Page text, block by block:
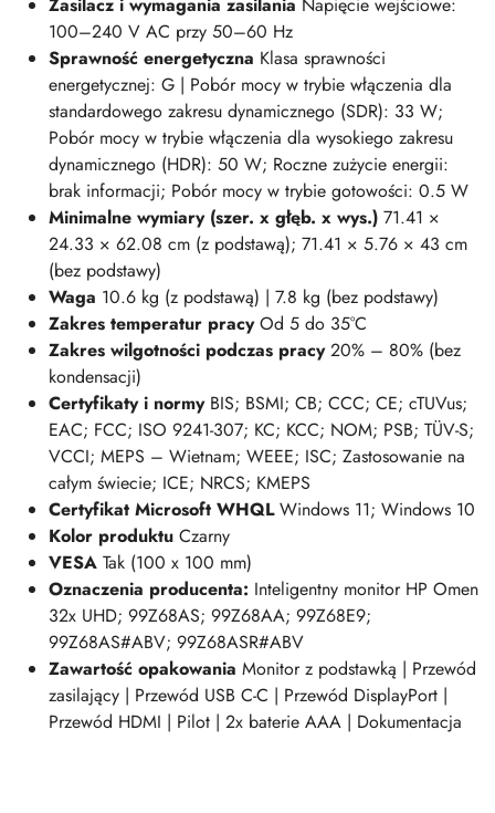
100–240 V AC przy 50–60 Hz
Sprawność energetyczna Klasa sprawności
energetycznej: G | Pobór mocy w trybie włączenia dla
standardowego zakresu dynamicznego (SDR): 33 W;
Pobór mocy w trybie włączenia dla wysokiego zakresu
dynamicznego (HDR): 50 W; Roczne zużycie energii:
brak informacji; Pobór mocy w trybie gotowości: 0.5 W
Minimalne wymiary (szer. x głęb. x wys.) 71.41 ×
24.33 × 62.08 cm (z podstawą); 71.41 × 5.76 × 43 cm
(bez podstawy)
Waga 10.6 kg (z podstawą) | 7.8 kg (bez podstawy)
Zakres temperatur pracyOd 5 do 35°C
Zakres wilgotności podczas pracy20% – 80% (bez
kondensacji)
Certyfikaty i normyBIS; BSMI; CB; CCC; CE; cTUVus;
EAC; FCC; ISO 9241-307; KC; KCC; NOM; PSB; TÜV-S;
VCCI; MEPS – Wietnam; WEEE; ISC; Zastosowanie na
całym świecie; ICE; NRCS; KMEPS
Certyfikat Microsoft WHQLWindows 11; Windows 10
Kolor produktu Czarny
VESA Tak (100 x 100 mm)
Oznaczenia producenta: Inteligentny monitor HP Omen
32x UHD; 99Z68AS; 99Z68AA; 99Z68E9;
99Z68AS#ABV; 99Z68ASR#ABV
Zawartość opakowania Monitor z podstawką | Przewód
zasilający | Przewód USB C-C | Przewód DisplayPort |
Przewód HDMI | Pilot | 2x baterie AAA | Dokumentacja